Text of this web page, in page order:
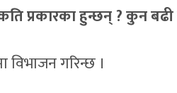
प्रकारका हुन्छन् ? कुन
विभाजन गरिन्छ ।